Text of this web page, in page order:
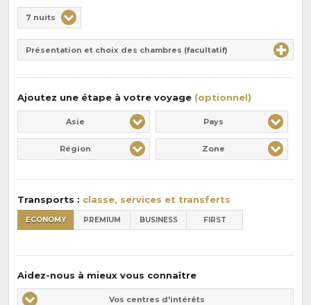
de
pension
:
Durée
7 nuits
Présentation et choix des chambres (facultatif)
Ajoutez une étape à votre voyage (optionnel)
Asie Pays
Région Zone
Transports : classe, services et transferts
ECONOMY PREMIUM BUSINESS FIRST
Aidez-nous à mieux vous connaître
Vos
Vos centres d'intérêts